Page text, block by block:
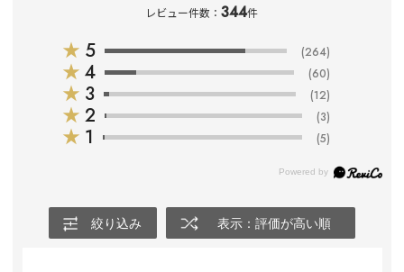
レビュー件数：344件
★ 5 (264)
★ 4 (60)
★ 3 (12)
★ 2 (3)
★ 1 (5)
絞り込み 表示：評価が高い順